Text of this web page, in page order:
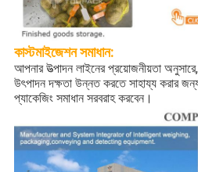
কাস্টমাইজেশনসমাধান:
আপনার উত্পাদন লাইনের প্রয়োজনীয়তা
উৎপাদন দক্ষতা উন্নত করতে সাহায্য করার
প্যাকেজিং সমাধান সরবরাহ করবেন।